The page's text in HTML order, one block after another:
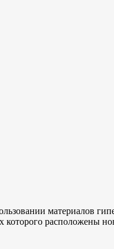
материалов
расположены